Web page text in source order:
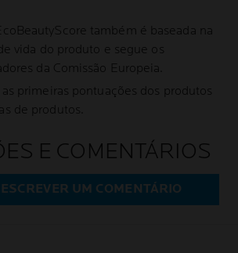
também é baseada na
vida do produto e segue os
da Comissão Europeia.
primeiras pontuações dos produtos
de produtos.
E COMENTÁRIOS
ESCREVER UM COMENTÁRIO